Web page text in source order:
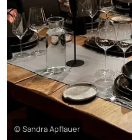
© Sandra Apflauer